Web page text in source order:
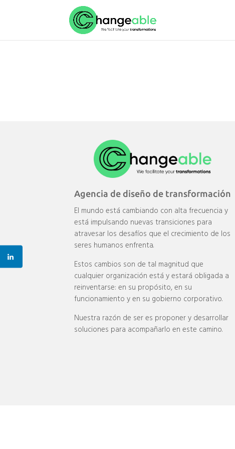
Agencia de diseño de transformación
El mundo está cambiando con alta frecuencia y
está impulsando nuevas transiciones para
atravesar los desafíos que el crecimiento de los
seres humanos enfrenta.
Estos cambios son de tal magnitud que
cualquier organización está y estará obligada a
reinventarse: en su propósito, en su
funcionamiento y en su gobierno corporativo.
Nuestra razón de ser es proponer y desarrollar
soluciones para acompañarlo en este camino.